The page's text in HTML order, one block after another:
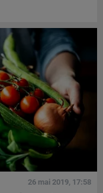
26 mai 2019, 17:58